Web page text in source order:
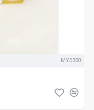
MY0350